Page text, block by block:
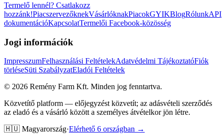
Termelő lennél? Csatlakozz
hozzánk!PiacszervezőknekVásárlóknakPiacokGYIKBlogRólunkAPI
dokumentációKapcsolatTermelői Facebook-közösség
Jogi információk
ImpresszumFelhasználási FeltételekAdatvédelmi TájékoztatóFiók
törléseSüti SzabályzatEladói Feltételek
© 2026 Remény Farm Kft. Minden jog fenntartva.
Közvetítő platform — előjegyzést közvetít; az adásvételi szerződés
az eladó és a vásárló között a személyes átvételkor jön létre.
🇭🇺 Magyarország·Elérhető 6 országban →